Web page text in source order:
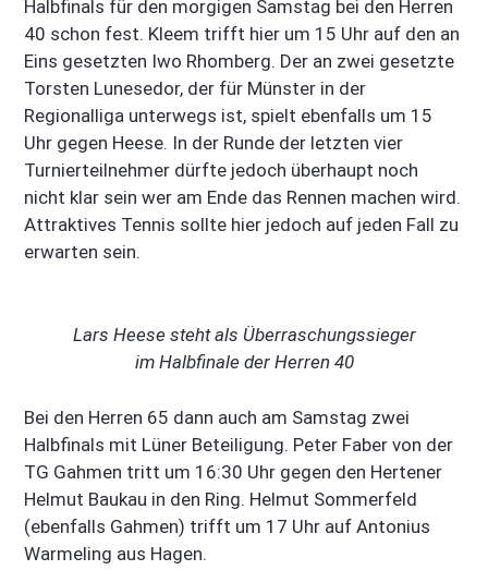
Halbfinals für den morgigen Samstag bei den Herren
40 schon fest. Kleem trifft hier um 15 Uhr auf den an
Eins gesetzten Iwo Rhomberg. Der an zwei gesetzte
Torsten Lunesedor, der für Münster in der
Regionalliga unterwegs ist, spielt ebenfalls um 15
Uhr gegen Heese. In der Runde der letzten vier
Turnierteilnehmer dürfte jedoch überhaupt noch
nicht klar sein wer am Ende das Rennen machen wird.
Attraktives Tennis sollte hier jedoch auf jeden Fall zu
erwarten sein.
Lars Heese steht als Überraschungssieger
im Halbfinale der Herren 40
Bei den Herren 65 dann auch am Samstag zwei
Halbfinals mit Lüner Beteiligung. Peter Faber von der
TG Gahmen tritt um 16:30 Uhr gegen den Hertener
Helmut Baukau in den Ring. Helmut Sommerfeld
(ebenfalls Gahmen) trifft um 17 Uhr auf Antonius
Warmeling aus Hagen.